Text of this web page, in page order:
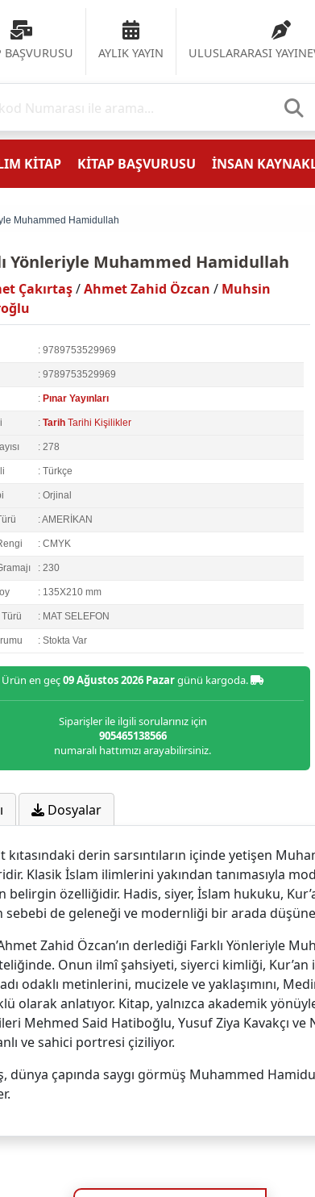
BAŞVURUSU AYLIK YAYIN ULUSLARARASI
KİTAP KİTAP BAŞVURUSU İNSAN
Muhammed Hamidullah
Yönleriyle Muhammed Hamidullah
Çakırtaş/Ahmet Zahid Özcan / Muhsin
: 9789753529969
: 9789753529969
: Pınar Yayınları
: Tarih Tarihi Kişilikler
: 278
: Türkçe
: Orjinal
: AMERİKAN
: CMYK
: 230
: 135X210 mm
: MAT SELEFON
: Stokta Var
Ürün en geç09 Ağustos 2026 Pazargünü kargoda.
Siparişler ile ilgili sorularınız için
905465138566
numaralı hattımızı arayabilirsiniz.
Dosyalar
kıtasındaki derin sarsıntıların içinde yetişen
Klasik İslam ilimlerini yakından tanımasıyla
özelliğidir. Hadis, siyer, İslam hukuku,
de geleneği ve modernliği bir arada
Zahid Özcan’ın derlediği Farklı Yönleriyle
Onun ilmî şahsiyeti, siyerci kimliği, Kur’an
odaklı metinlerini, mucizele ve yaklaşımını,
olarak anlatıyor. Kitap, yalnızca akademik
Mehmed Said Hatiboğlu, Yusuf Ziya Kavakçı ve
ve sahici portresi çiziliyor.
dünya çapında saygı görmüş Muhammed